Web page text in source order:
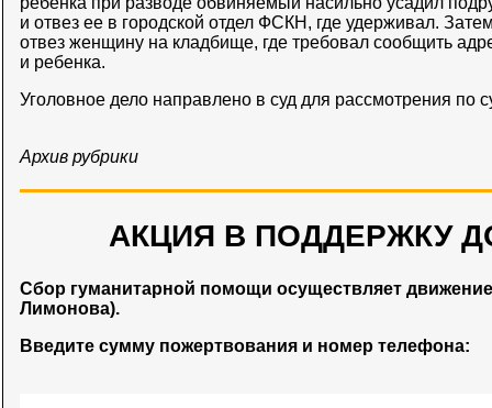
и отвез ее в городской отдел ФСКН, где удерживал.
отвез женщину на кладбище, где требовал сообщить
и ребенка.
Уголовное дело направлено в суд для рассмотрения по
Архив рубрики
АКЦИЯ В ПОДДЕРЖКУ
Сбор гуманитарной помощи осуществляет
Лимонова).
Введите сумму пожертвования и номер телефона: